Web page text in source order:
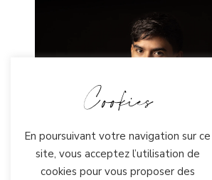
Cookies
En poursuivant votre navigation sur ce
site, vous acceptez l’utilisation de
cookies pour vous proposer des